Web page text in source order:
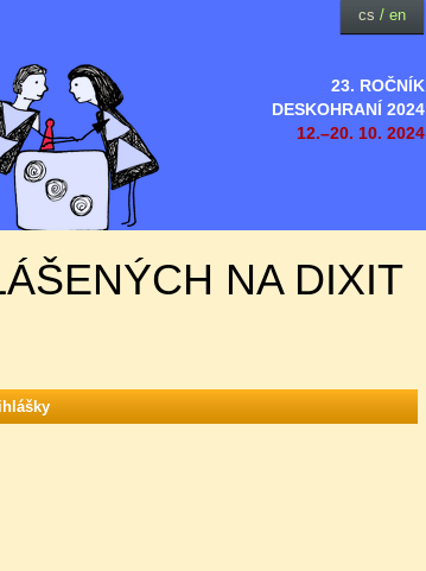
23. ROČNÍK
DESKOHRANÍ 2024
12.–20. 10. 2024
cs / en
NA DIXIT